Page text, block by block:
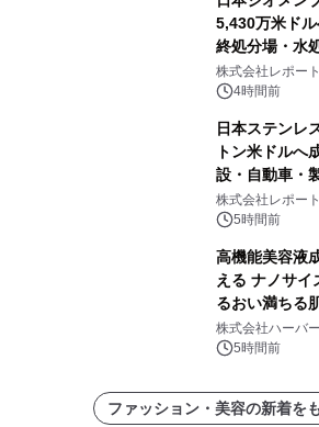
5,430万米ド
終処分場・水
需要拡大
株式会社レポー
4時間前
日本ステンレ
トン米ドルへ
設・自動車・
を牽引
株式会社レポー
5時間前
高機能美容液
える ナノサ
るおい満ちる
よりリニュー
イストセラム』
株式会社ハーバ
5時間前
ファッション・美容の新着を